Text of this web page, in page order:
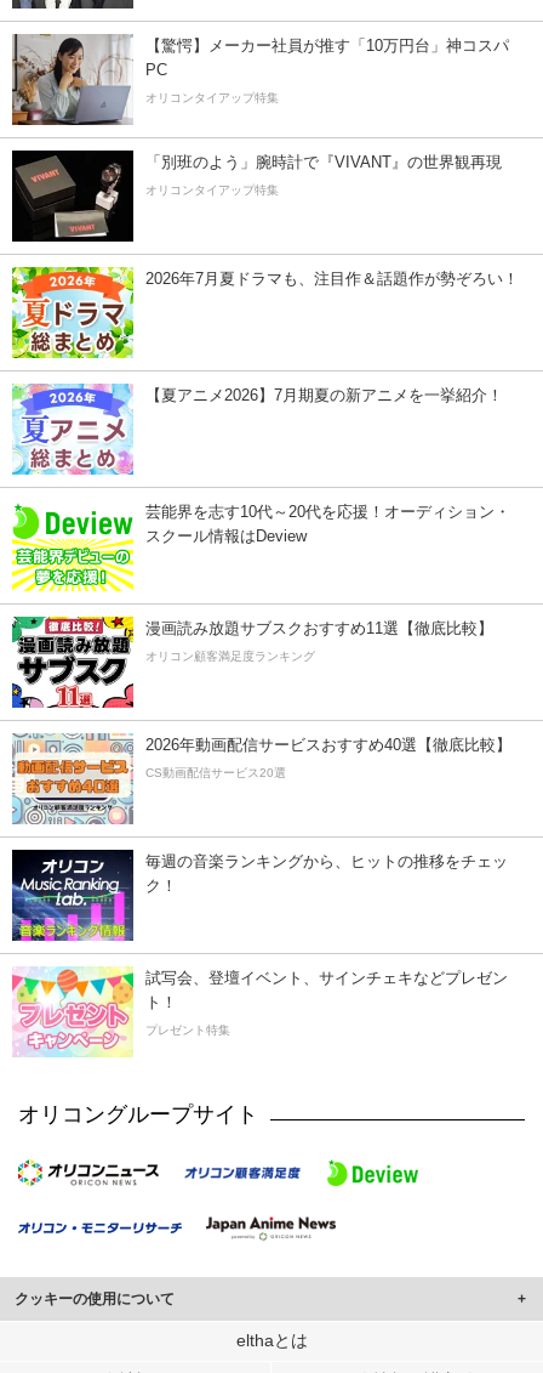
【驚愕】メーカー社員が推す「10万円台」神コスパ
PC
オリコンタイアップ特集
「別班のよう」腕時計で『VIVANT』の世界観再現
オリコンタイアップ特集
2026年7月夏ドラマも、注目作＆話題作が勢ぞろい！
【夏アニメ2026】7月期夏の新アニメを一挙紹介！
芸能界を志す10代～20代を応援！オーディション・
スクール情報はDeview
漫画読み放題サブスクおすすめ11選【徹底比較】
オリコン顧客満足度ランキング
2026年動画配信サービスおすすめ40選【徹底比較】
CS動画配信サービス20選
毎週の音楽ランキングから、ヒットの推移をチェッ
ク！
試写会、登壇イベント、サインチェキなどプレゼン
ト！
プレゼント特集
オリコングループサイト
クッキーの使用について
このサイトでは Cookie を使用して、ユーザーに合わせたコンテンツや広告の
elthaとは